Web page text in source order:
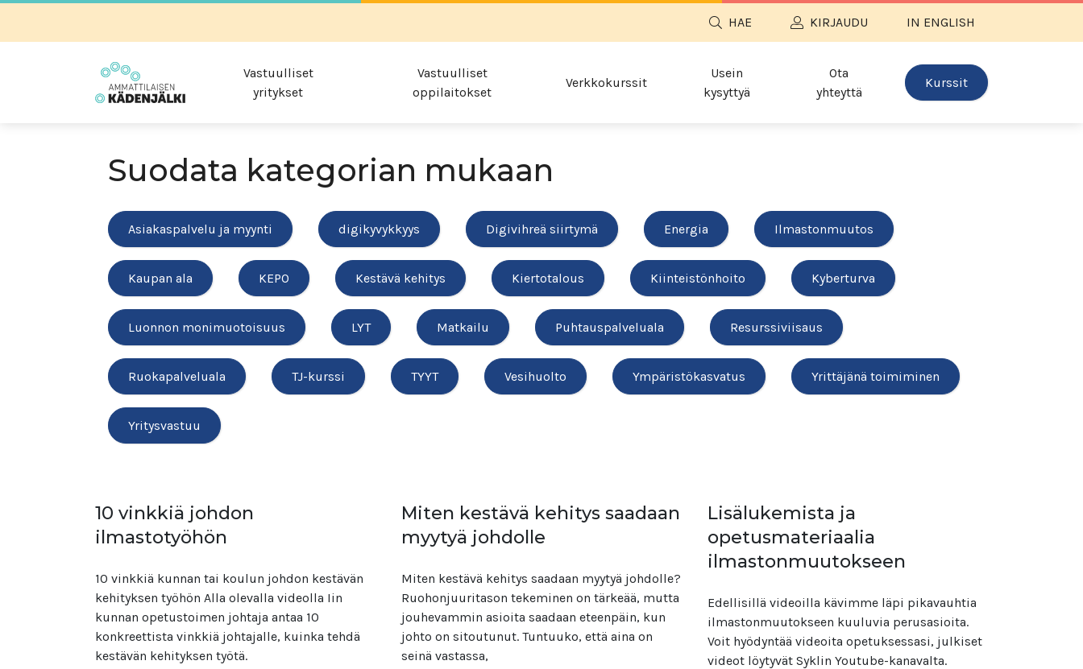
HAE KIRJAUDU IN ENGLISH
Vastuulliset
yritykset
Vastuulliset
oppilaitokset
Verkkokurssit
Usein
kysyttyä
Ota
yhteyttä
Kurssit
Suodata kategorian mukaan
Asiakaspalvelu ja myynti digikyvykkyys Digivihreä siirtymä Energia Ilmastonmuutos
Kaupan ala KEPO Kestävä kehitys Kiertotalous Kiinteistönhoito Kyberturva
Luonnon monimuotoisuus LYT Matkailu Puhtauspalveluala Resurssiviisaus
Ruokapalveluala TJ-kurssi TYYT Vesihuolto Ympäristökasvatus Yrittäjänä toimiminen
Yritysvastuu
10 vinkkiä johdon
ilmastotyöhön
10 vinkkiä kunnan tai koulun johdon kestävän
kehityksen työhön Alla olevalla videolla Iin
kunnan opetustoimen johtaja antaa 10
konkreettista vinkkiä johtajalle, kuinka tehdä
kestävän kehityksen työtä.
Miten kestävä kehitys saadaan
myytyä johdolle
Miten kestävä kehitys saadaan myytyä johdolle?
Ruohonjuuritason tekeminen on tärkeää, mutta
jouhevammin asioita saadaan eteenpäin, kun
johto on sitoutunut. Tuntuuko, että aina on
seinä vastassa,
Lisälukemista ja
opetusmateriaalia
ilmastonmuutokseen
Edellisillä videoilla kävimme läpi pikavauhtia
ilmastonmuutokseen kuuluvia perusasioita.
Voit hyödyntää videoita opetuksessasi, julkiset
videot löytyvät Syklin Youtube-kanavalta.